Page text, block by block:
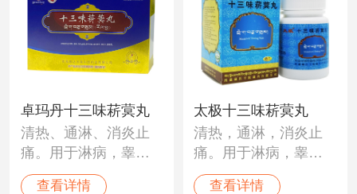
卓玛丹十三味菥蓂丸
清热、通淋、消炎止
痛。用于淋病，睾丸
肿大，膀胱炎，腰痛
查看详情
太极十三味菥蓂丸
清热，通淋，消炎止
痛。用于淋病，睾丸
肿大，膀胱炎，腰
查看详情